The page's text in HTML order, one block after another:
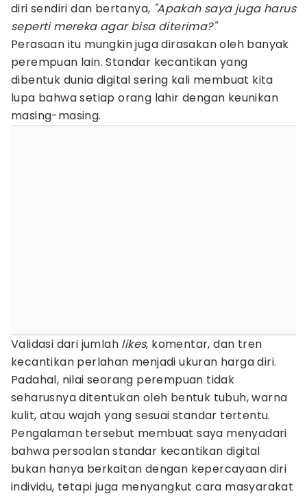
diri sendiri dan bertanya, "Apakah saya juga harus
seperti mereka agar bisa diterima?"
Perasaan itu mungkin juga dirasakan oleh banyak
perempuan lain. Standar kecantikan yang
dibentuk dunia digital sering kali membuat kita
lupa bahwa setiap orang lahir dengan keunikan
masing-masing.
Validasi dari jumlah likes, komentar, dan tren
kecantikan perlahan menjadi ukuran harga diri.
Padahal, nilai seorang perempuan tidak
seharusnya ditentukan oleh bentuk tubuh, warna
kulit, atau wajah yang sesuai standar tertentu.
Pengalaman tersebut membuat saya menyadari
bahwa persoalan standar kecantikan digital
bukan hanya berkaitan dengan kepercayaan diri
individu, tetapi juga menyangkut cara masyarakat